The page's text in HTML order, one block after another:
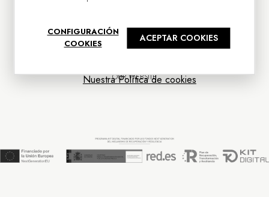
OUR COMPANY
CUSTOMER SERVICE
OUR WEBSITE
CONFIGURACIÓN
COOKIES
ACEPTAR COOKIES
Nuestra Política de cookies